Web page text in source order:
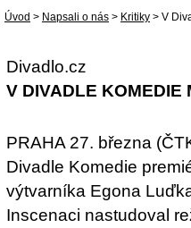
Úvod > Napsali o nás > Kritiky > V
Divadlo.cz
V DIVADLE KOMEDIE
PRAHA 27. března
Divadle Komedie
výtvarníka Egona
Inscenaci nastudoval